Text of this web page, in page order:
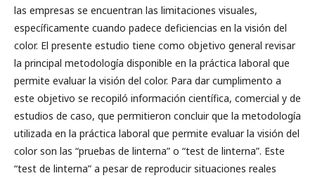
las empresas se encuentran las limitaciones visuales,
específicamente cuando padece deficiencias en la visión del
color. El presente estudio tiene como objetivo general revisar
la principal metodología disponible en la práctica laboral que
permite evaluar la visión del color. Para dar cumplimento a
este objetivo se recopiló información científica, comercial y de
estudios de caso, que permitieron concluir que la metodología
utilizada en la práctica laboral que permite evaluar la visión del
color son las “pruebas de linterna” o “test de linterna”. Este
“test de linterna” a pesar de reproducir situaciones reales